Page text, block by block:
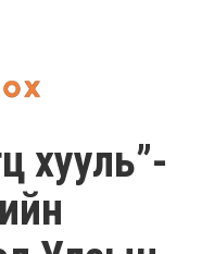
хууль”-